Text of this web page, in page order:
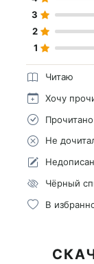
3
2
1
Читаю
Хочу
Прочитано
Не
Чёрный
В